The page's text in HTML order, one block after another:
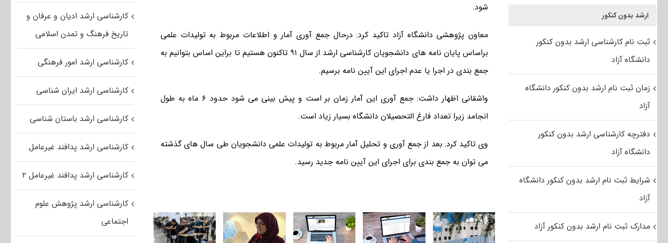
شود.
معاون پژوهشی دانشگاه آزاد تاکید کرد: درحال جمع آوری آمار و اطلاعات مربوط به تولیدات علمی
براساس پایان نامه های دانشجویان کارشناسی ارشد از سال ۹۱ تاکنون هستیم تا براین اساس بتوانیم به
جمع بندی در اجرا یا عدم اجرای این آیین نامه برسیم.
واشقانی اظهار داشت: جمع آوری این آمار زمان بر است و پیش بینی می شود حدود ۶ ماه به طول
انجامد زیرا تعداد فارغ التحصیلان دانشگاه بسیار زیاد است.
وی تاکید کرد: بعد از جمع آوری و تحلیل آمار مربوط به تولیدات علمی دانشجویان طی سال های گذشته
می توان به جمع بندی برای اجرای این آیین نامه جدید رسید.
کارشناسی ارشد ادیان و عرفان و
تاریخ فرهنگ و تمدن اسلامی
کارشناسی ارشد امور فرهنگی
کارشناسی ارشد ایران شناسی
کارشناسی ارشد باستان شناسی
کارشناسی ارشد پدافند غیرعامل
کارشناسی ارشد پدافند غیرعامل ۲
کارشناسی ارشد پژوهش علوم
اجتماعی
ارشد بدون کنکور
ثبت نام کارشناسی ارشد بدون کنکور
دانشگاه آزاد
زمان ثبت نام ارشد بدون کنکور دانشگاه
آزاد
دفترچه کارشناسی ارشد بدون کنکور
دانشگاه آزاد
شرایط ثبت نام ارشد بدون کنکور دانشگاه
آزاد
مدارک ثبت نام ارشد بدون کنکور آزاد